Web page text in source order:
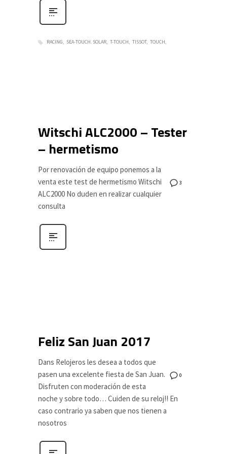
RACING SEA-TOUCH. SOLAR T-TOUCH TISSOT TOUCH
Witschi ALC2000 – Tester
– hermetismo
3
Por renovación de equipo ponemos a la
venta este test de hermetismo Witschi
ALC2000 No duden en realizar cualquier
consulta
Feliz San Juan 2017
0
Dans Relojeros les desea a todos que
pasen una excelente fiesta de San Juan.
Disfruten con moderación de esta
noche y sobre todo… Cuiden de su reloj!! En
caso contrario ya saben que nos tienen a
nosotros